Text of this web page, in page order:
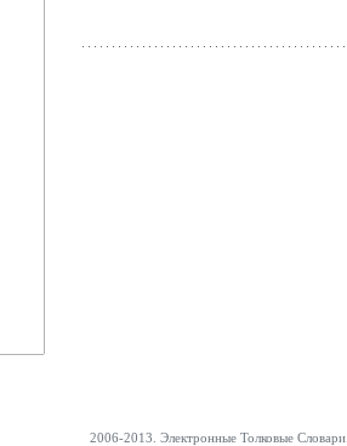
2006-2013. Электронные Толковые Cловари.